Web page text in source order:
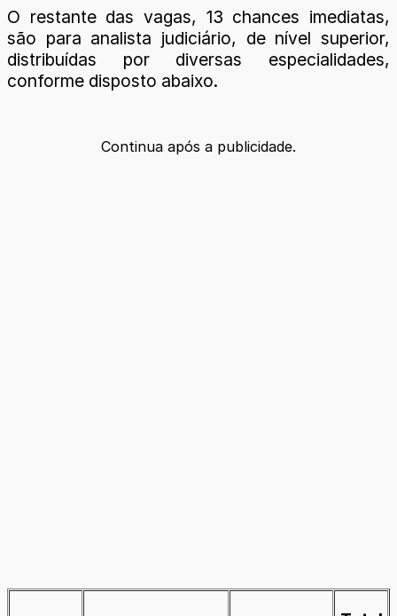
O restante das vagas, 13 chances imediatas,
são para analista judiciário, de nível superior,
distribuídas por diversas especialidades,
conforme disposto abaixo.
Continua após a publicidade.